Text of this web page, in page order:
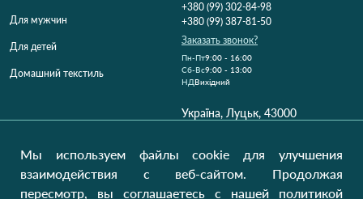
Для мужчин
Для детей
Домашний текстиль
+380 (99) 302-84-98
+380 (99) 387-81-50
Заказать звонок?
Пн-Пт9:00 - 16:00
Cб-Вс9:00 - 13:00
НДВихідний
Україна, Луцьк, 43000
Наши обновления
Мы используем файлы cookie для улучшения
взаимодействия с веб-сайтом. Продолжая
пересмотр, вы соглашаетесь с нашей политикой